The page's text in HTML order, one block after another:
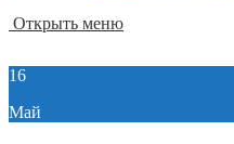
Открыть меню
16
Май